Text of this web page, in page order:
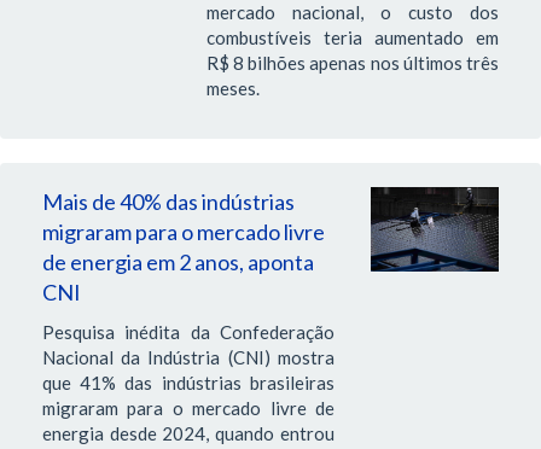
mercado nacional, o custo dos
combustíveis teria aumentado em
R$ 8 bilhões apenas nos últimos três
meses.
Mais de 40% das indústrias
migraram para o mercado livre
de energia em 2 anos, aponta
CNI
Pesquisa inédita da Confederação
Nacional da Indústria (CNI) mostra
que 41% das indústrias brasileiras
migraram para o mercado livre de
energia desde 2024, quando entrou